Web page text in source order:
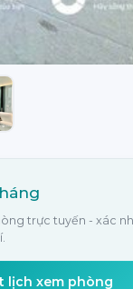
trực tuyến - xác
lịch xem phòng